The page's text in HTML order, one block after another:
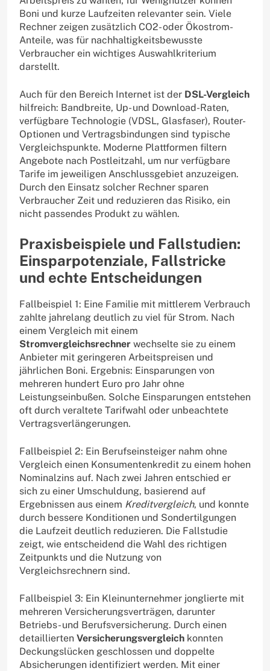
Boni und kurze Laufzeiten relevanter sein. Viele
Rechner zeigen zusätzlich CO2- oder Ökostrom-
Anteile, was für nachhaltigkeitsbewusste
Verbraucher ein wichtiges Auswahlkriterium
darstellt.
Auch für den Bereich Internet ist der DSL-Vergleich
hilfreich: Bandbreite, Up- und Download-Raten,
verfügbare Technologie (VDSL, Glasfaser), Router-
Optionen und Vertragsbindungen sind typische
Vergleichspunkte. Moderne Plattformen filtern
Angebote nach Postleitzahl, um nur verfügbare
Tarife im jeweiligen Anschlussgebiet anzuzeigen.
Durch den Einsatz solcher Rechner sparen
Verbraucher Zeit und reduzieren das Risiko, ein
nicht passendes Produkt zu wählen.
Praxisbeispiele und Fallstudien:
Einsparpotenziale, Fallstricke
und echte Entscheidungen
Fallbeispiel 1: Eine Familie mit mittlerem Verbrauch
zahlte jahrelang deutlich zu viel für Strom. Nach
einem Vergleich mit einem
Stromvergleichsrechner wechselte sie zu einem
Anbieter mit geringeren Arbeitspreisen und
jährlichen Boni. Ergebnis: Einsparungen von
mehreren hundert Euro pro Jahr ohne
Leistungseinbußen. Solche Einsparungen entstehen
oft durch veraltete Tarifwahl oder unbeachtete
Vertragsverlängerungen.
Fallbeispiel 2: Ein Berufseinsteiger nahm ohne
Vergleich einen Konsumentenkredit zu einem hohen
Nominalzins auf. Nach zwei Jahren entschied er
sich zu einer Umschuldung, basierend auf
Ergebnissen aus einem Kreditvergleich, und konnte
durch bessere Konditionen und Sondertilgungen
die Laufzeit deutlich reduzieren. Die Fallstudie
zeigt, wie entscheidend die Wahl des richtigen
Zeitpunkts und die Nutzung von
Vergleichsrechnern sind.
Fallbeispiel 3: Ein Kleinunternehmer jonglierte mit
mehreren Versicherungsverträgen, darunter
Betriebs- und Berufsversicherung. Durch einen
detaillierten Versicherungsvergleich konnten
Deckungslücken geschlossen und doppelte
Absicherungen identifiziert werden. Mit einer